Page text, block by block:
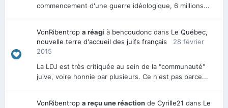
commencement d'une guerre idéologique, 6 millions...
VonRibentrop a réagi à bencoudonc dans Le Québec,
nouvelle terre d'accueil des juifs français
28 février
2015
La LDJ est très critiquée au sein de la "communauté"
juive, voire honnie par plusieurs. Ce n'est pas parce...
VonRibentrop a reçu une réaction de Cyrille21 dans Le